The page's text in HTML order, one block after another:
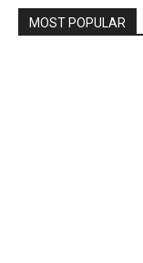
MOST POPULAR